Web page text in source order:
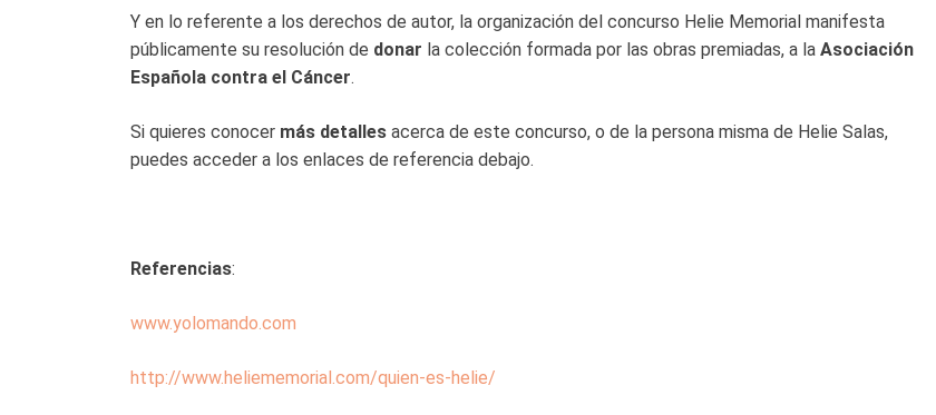
Y en lo referente a los derechos de autor, la organización del concurso Helie Memorial manifesta
públicamente su resolución de donar la colección formada por las obras premiadas, a la Asociación
Española contra el Cáncer.
Si quieres conocer más detalles acerca de este concurso, o de la persona misma de Helie Salas,
puedes acceder a los enlaces de referencia debajo.
Referencias:
www.yolomando.com
http://www.heliememorial.com/quien-es-helie/